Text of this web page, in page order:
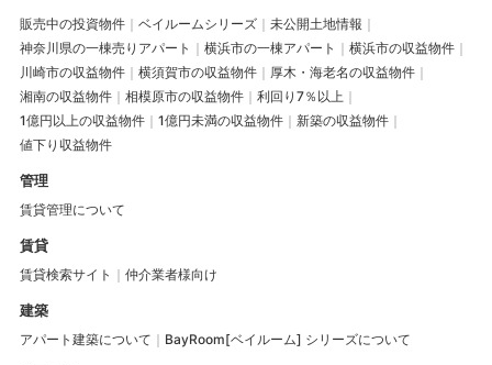
販売中の投資物件 ベイルームシリーズ
未公開土地情報
神奈川県の一棟売りアパート
横浜市の一棟アパート
横浜市の収益物件
川崎市の収益物件
横須賀市の収益物件
厚木・海老名の収益物件
湘南の収益物件
相模原市の収益物件
利回り7％以上
1億円以上の収益物件
1億円未満の収益物件
新築の収益物件
値下り収益物件
管理
賃貸管理について
賃貸
賃貸検索サイト 仲介業者様向け
建築
アパート建築について BayRoom[ベイルーム] シリーズについて